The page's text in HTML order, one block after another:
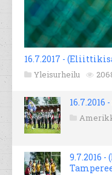
16.7.2017 -
Yleisurheilu
9.7.2016 -